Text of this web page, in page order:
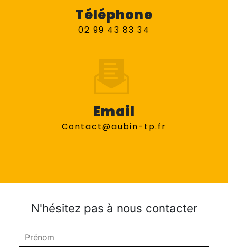
Téléphone
02 99 43 83 34
Email
contact@aubin-tp.fr
N'hésitez pas à nous contacter